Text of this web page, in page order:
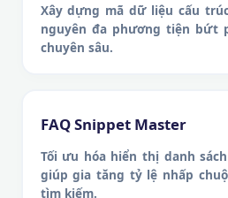
Xây dựng mã dữ liệu cấu
nguyên đa phương tiện bứt
chuyên sâu.
FAQ Snippet Master
Tối ưu hóa hiển thị danh
giúp gia tăng tỷ lệ nhấp
tìm kiếm.